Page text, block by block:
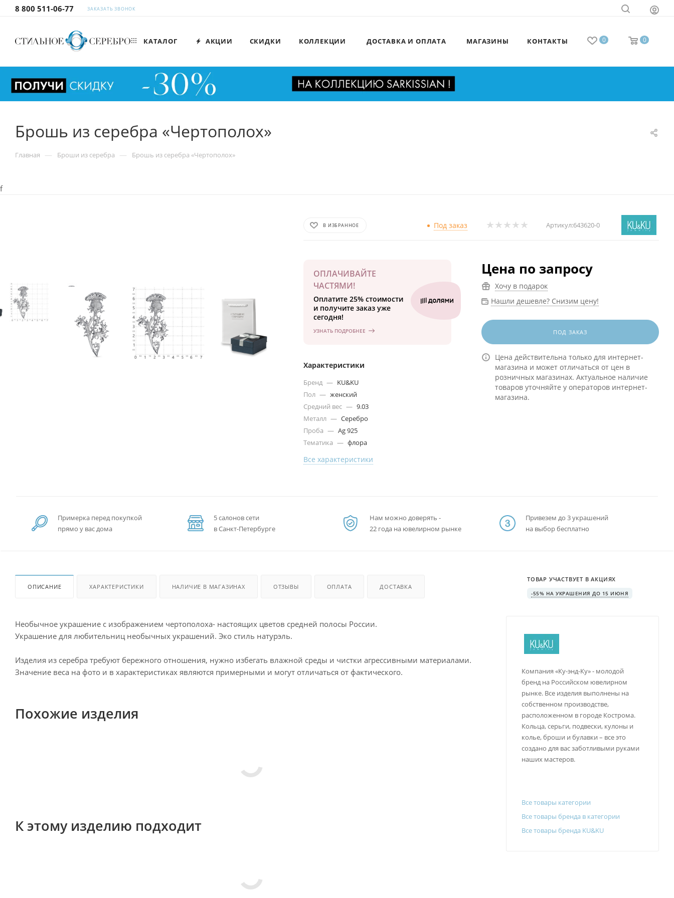
8 800 511-06-77 ЗАКАЗАТЬ ЗВОНОК
0 0
КАТАЛОГ АКЦИИ СКИДКИ КОЛЛЕКЦИИ ДОСТАВКА И ОПЛАТА МАГАЗИНЫ КОНТАКТЫ
Брошь из серебра «Чертополох»
Главная — Броши из серебра — Брошь из серебра «Чертополох»
f
В ИЗБРАННОЕ Под заказ Артикул:643620-0
ОПЛАЧИВАЙТЕ
ЧАСТЯМИ!
Оплатите 25% стоимости
и получите заказ уже
сегодня!
УЗНАТЬ ПОДРОБНЕЕ
Характеристики
Бренд — KU&KU
Пол — женский
Средний вес — 9.03
Металл — Серебро
Проба — Ag 925
Тематика — флора
Все характеристики
Цена по запросу
Хочу в подарок
Нашли дешевле? Снизим цену!
ПОД ЗАКАЗ
Цена действительна только для интернет-
магазина и может отличаться от цен в
розничных магазинах. Актуальное наличие
товаров уточняйте у операторов интернет-
магазина.
Примерка перед покупкой
прямо у вас дома
5 салонов сети
в Санкт-Петербурге
Нам можно доверять -
22 года на ювелирном рынке
Привезем до 3 украшений
на выбор бесплатно
ОПИСАНИЕ ХАРАКТЕРИСТИКИ НАЛИЧИЕ В МАГАЗИНАХ ОТЗЫВЫ ОПЛАТА ДОСТАВКА
Необычное украшение с изображением чертополоха- настоящих цветов средней полосы России.
Украшение для любительниц необычных украшений. Эко стиль натурэль.
Изделия из серебра требуют бережного отношения, нужно избегать влажной среды и чистки агрессивными материалами.
Значение веса на фото и в характеристиках являются примерными и могут отличаться от фактического.
Похожие изделия
К этому изделию подходит
ТОВАР УЧАСТВУЕТ В АКЦИЯХ
-55% НА УКРАШЕНИЯ ДО 15 ИЮНЯ
Компания «Ку-энд-Ку» - молодой
бренд на Российском ювелирном
рынке. Все изделия выполнены на
собственном производстве,
расположенном в городе Кострома.
Кольца, серьги, подвески, кулоны и
колье, броши и булавки – все это
создано для вас заботливыми руками
наших мастеров.
Все товары категории
Все товары бренда в категории
Все товары бренда KU&KU